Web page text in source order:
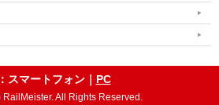
スマートフォン｜ PC
All Rights Reserved.